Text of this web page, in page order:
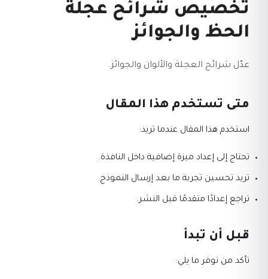
تخصيص شرائح عجلة
الحظ والجوائز
عدّل شرائح العجلة والألوان والجوائز.
متى تستخدم هذا المقال
استخدم هذا المقال عندما تريد:
تحتاج إلى إعداد ميزة إضافية داخل النافذة.
تريد تحسين تجربة ما بعد إرسال النموذج.
تراجع إعدادًا متقدمًا قبل النشر.
قبل أن تبدأ
تأكد من توفر ما يلي: